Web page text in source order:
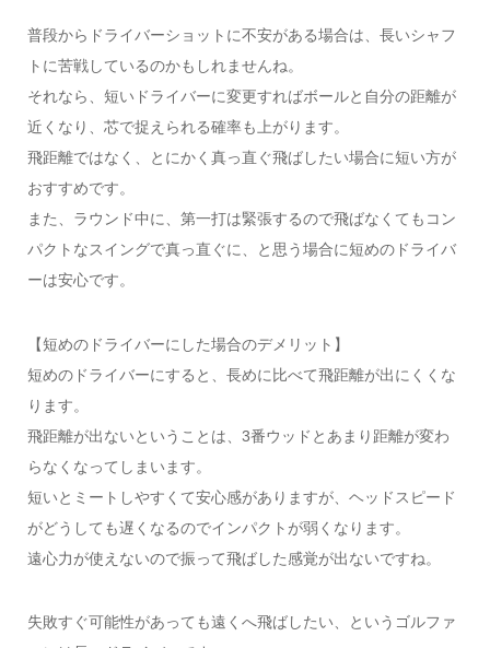
普段からドライバーショットに不安がある場合は、長いシャフ
トに苦戦しているのかもしれませんね。
それなら、短いドライバーに変更すればボールと自分の距離が
近くなり、芯で捉えられる確率も上がります。
飛距離ではなく、とにかく真っ直ぐ飛ばしたい場合に短い方が
おすすめです。
また、ラウンド中に、第一打は緊張するので飛ばなくてもコン
パクトなスイングで真っ直ぐに、と思う場合に短めのドライバ
ーは安心です。
【短めのドライバーにした場合のデメリット】
短めのドライバーにすると、長めに比べて飛距離が出にくくな
ります。
飛距離が出ないということは、3番ウッドとあまり距離が変わ
らなくなってしまいます。
短いとミートしやすくて安心感がありますが、ヘッドスピード
がどうしても遅くなるのでインパクトが弱くなります。
遠心力が使えないので振って飛ばした感覚が出ないですね。
失敗すぐ可能性があっても遠くへ飛ばしたい、というゴルファ